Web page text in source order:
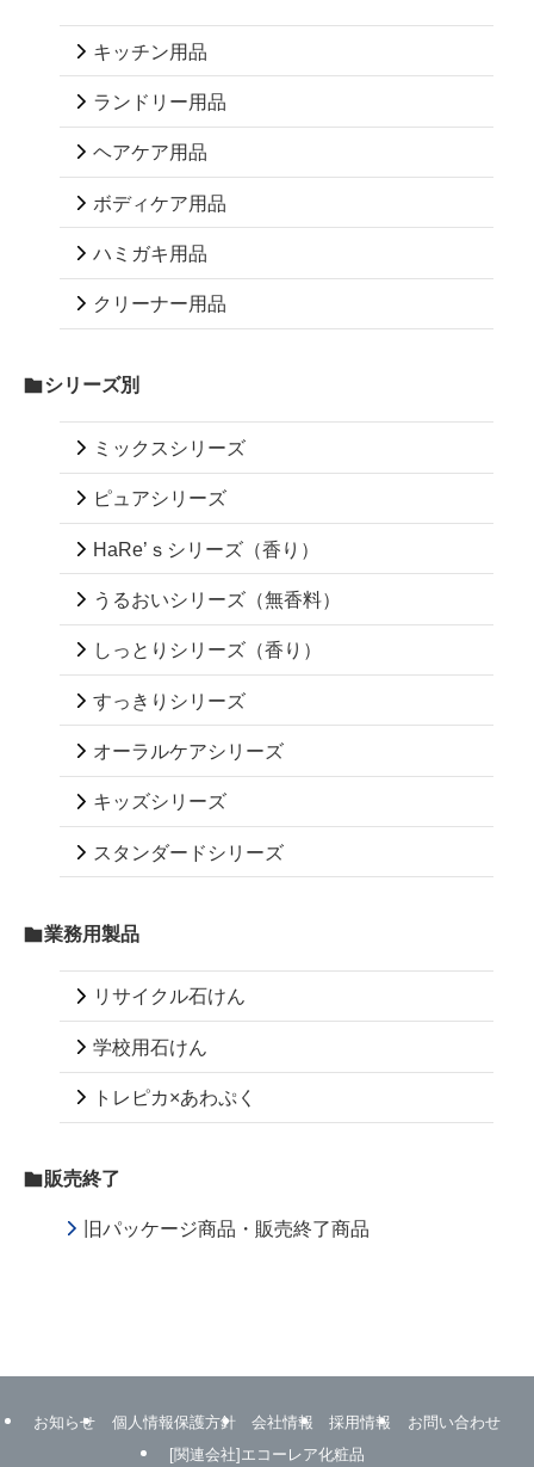
キッチン用品
ランドリー用品
ヘアケア用品
ボディケア用品
ハミガキ用品
クリーナー用品
シリーズ別
ミックスシリーズ
ピュアシリーズ
HaRe’ｓシリーズ（香り）
うるおいシリーズ（無香料）
しっとりシリーズ（香り）
すっきりシリーズ
オーラルケアシリーズ
キッズシリーズ
スタンダードシリーズ
業務用製品
リサイクル石けん
学校用石けん
トレピカ×あわぷく
販売終了
旧パッケージ商品・販売終了商品
お知らせ 個人情報保護方針 会社情報 採用情報
お問い合わせ
[関連会社]エコーレア化粧品